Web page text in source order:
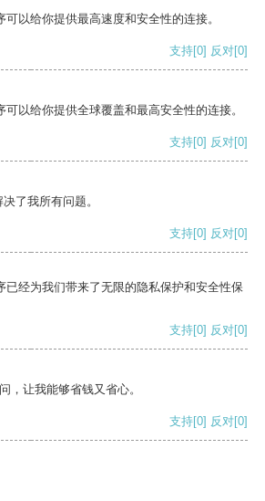
以给你提供最高速度和安全性的连接。
支持[0] 反对[0]
以给你提供全球覆盖和最高安全性的连接。
支持[0] 反对[0]
了我所有问题。
支持[0] 反对[0]
已经为我们带来了无限的隐私保护和安全性保
支持[0] 反对[0]
，让我能够省钱又省心。
支持[0] 反对[0]